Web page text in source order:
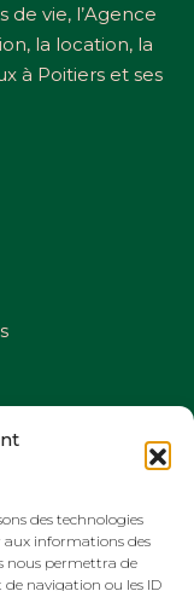
des technologies
aux informations des
nous permettra de
navigation ou les ID
vie, l’Agence
la location, la
à Poitiers et ses